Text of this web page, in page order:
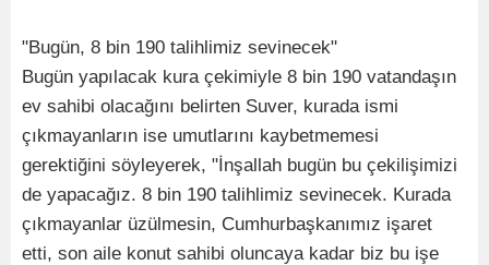
"Bugün, 8 bin 190 talihlimiz sevinecek"
Bugün yapılacak kura çekimiyle 8 bin 190 vatandaşın
ev sahibi olacağını belirten Suver, kurada ismi
çıkmayanların ise umutlarını kaybetmemesi
gerektiğini söyleyerek, "İnşallah bugün bu çekilişimizi
de yapacağız. 8 bin 190 talihlimiz sevinecek. Kurada
çıkmayanlar üzülmesin, Cumhurbaşkanımız işaret
etti, son aile konut sahibi oluncaya kadar biz bu işe